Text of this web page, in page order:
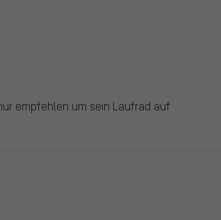
empfehlen um sein Laufrad auf